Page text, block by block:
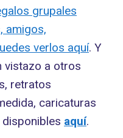
grupales
amigos,
verlos aquí. Y
vistazo a otros
retratos
caricaturas
aquí.